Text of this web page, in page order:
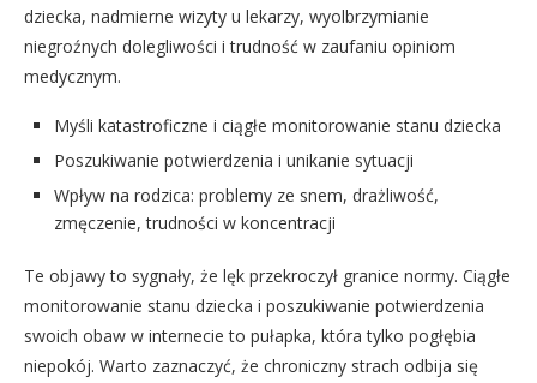
dziecka, nadmierne wizyty u lekarzy, wyolbrzymianie
niegroźnych dolegliwości i trudność w zaufaniu opiniom
medycznym.
Myśli katastroficzne i ciągłe monitorowanie stanu dziecka
Poszukiwanie potwierdzenia i unikanie sytuacji
Wpływ na rodzica: problemy ze snem, drażliwość,
zmęczenie, trudności w koncentracji
Te objawy to sygnały, że lęk przekroczył granice normy. Ciągłe
monitorowanie stanu dziecka i poszukiwanie potwierdzenia
swoich obaw w internecie to pułapka, która tylko pogłębia
niepokój. Warto zaznaczyć, że chroniczny strach odbija się